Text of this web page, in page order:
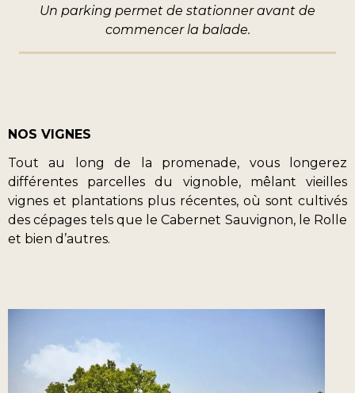
Un parking permet de stationner avant de
commencer la balade.
NOS VIGNES
Tout au long de la promenade, vous longerez
différentes parcelles du vignoble, mêlant vieilles
vignes et plantations plus récentes, où sont cultivés
des cépages tels que le Cabernet Sauvignon, le Rolle
et bien d’autres.